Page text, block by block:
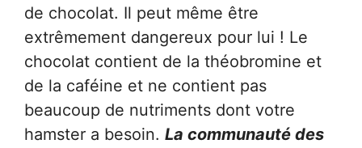
de chocolat. Il peut même être
extrêmement dangereux pour lui ! Le
chocolat contient de la théobromine et
de la caféine et ne contient pas
beaucoup de nutriments dont votre
hamster a besoin. La communauté des